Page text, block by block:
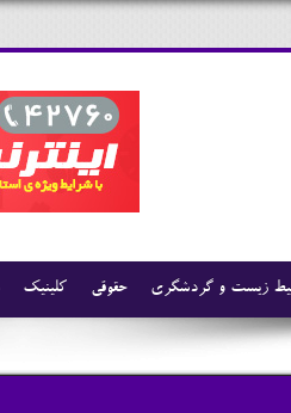
کلینیک حقوقی زیست و گردشگری